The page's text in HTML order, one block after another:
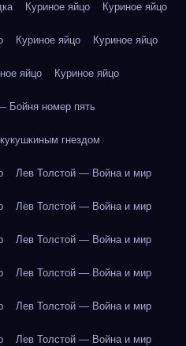
Куриное яйцо Куриное яйцо
Куриное яйцо Куриное яйцо
яйцо Куриное яйцо
Бойня номер пять
гнездом
Лев Толстой — Война и мир
Лев Толстой — Война и мир
Лев Толстой — Война и мир
Лев Толстой — Война и мир
Лев Толстой — Война и мир
Лев Толстой — Война и мир